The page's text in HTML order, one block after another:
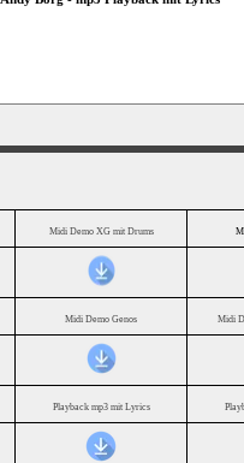
Midi Demo XG mit Drums
Midi Demo Genos Midi
Playback mp3 mit Lyrics